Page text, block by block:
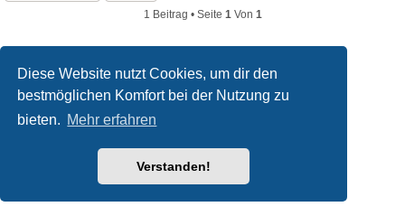
Diese Website nutzt Cookies, um dir den
bestmöglichen Komfort bei der Nutzung zu
bieten. Mehr erfahren
Verstanden!
1 Beitrag • Seite 1 Von 1
filmquiz.de Alle Foren
Deutsche Übersetzung durchphpBB.de
created by INVENTEA & v12mike
Nutzungsbedingungen